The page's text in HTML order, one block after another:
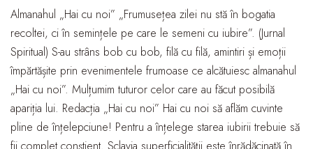
Almanahul „Hai cu noi” „Frumusețea zilei nu stă în bogatia
recoltei, ci în semințele pe care le semeni cu iubire”. (Jurnal
Spiritual) S-au strâns bob cu bob, filă cu filă, amintiri și emoții
împărtășite prin evenimentele frumoase ce alcătuiesc almanahul
„Hai cu noi”. Mulțumim tuturor celor care au făcut posibilă
apariția lui. Redacția „Hai cu noi” Hai cu noi să aflăm cuvinte
pline de înțelepciune! Pentru a înțelege starea iubirii trebuie să